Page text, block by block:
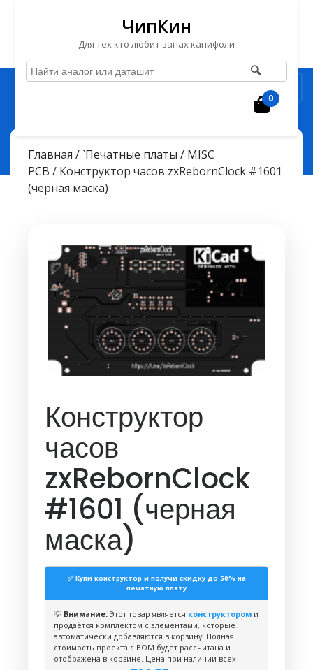
Перейти
ЧипКин
Для тех кто любит запах канифоли
🔍
0
ЧипКин
Конструктор часов zxRebornClock #1601 (черная маска)
Главная /`Печатные платы / MISC
PCB / Конструктор часов zxRebornClock #1601
(черная маска)
Конструктор
часов
zxRebornClock
#1601 (черная
маска)
✅ Купи конструктор и получи скидку до 50% на
печатную плату
💡 Внимание: Этот товар является конструктором и
продаётся комплектом с элементами, которые
автоматически добавляются в корзину. Полная
стоимость проекта с BOM будет рассчитана и
отображена в корзине. Цена при наличии всех